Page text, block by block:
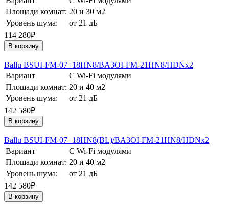
Площади комнат: 20 и 30 м2
Уровень шума:
от 21 дБ
114 280₽
В корзину
Ballu BSUI-FM-07+18HN8/BA3OI-FM-21HN8/HDNх2
Вариант
С Wi-Fi модулями
Площади комнат: 20 и 40 м2
Уровень шума:
от 21 дБ
142 580₽
В корзину
Ballu BSUI-FM-07+18HN8(BL)/BA3OI-FM-21HN8/HDNх2
Вариант
С Wi-Fi модулями
Площади комнат: 20 и 40 м2
Уровень шума:
от 21 дБ
142 580₽
В корзину